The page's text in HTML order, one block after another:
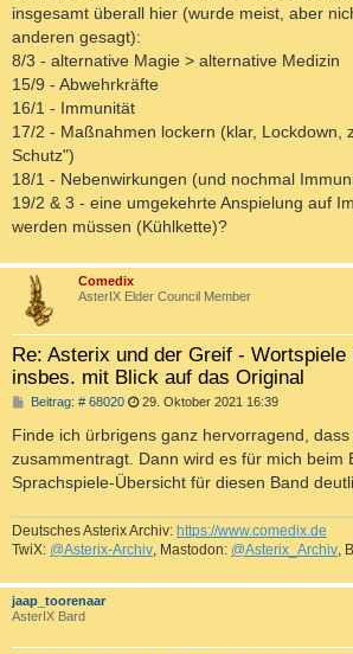
insgesamt überall hier (wurde meist, aber
anderen gesagt):
8/3 - alternative Magie > alternative Medizin
15/9 - Abwehrkräfte
16/1 - Immunität
17/2 - Maßnahmen lockern (klar, Lockdown,
Schutz")
18/1 - Nebenwirkungen (und nochmal
19/2 & 3 - eine umgekehrte Anspielung auf
werden müssen (Kühlkette)?
Comedix
AsterIX Elder Council Member
Re: Asterix und der Greif - Wortspiele
insbes. mit Blick auf das Original
Beitrag: # 68020B
i
t
r
a
g
29. Oktober 2021 16:39
Finde ich ürbrigens ganz hervorragend,
zusammentragt. Dann wird es für mich beim
Sprachspiele-Übersicht für diesen Band
Deutsches Asterix Archiv: https://www.comedix.de
TwiX: @Asterix-Archiv , Mastodon: @Asterix_Archiv ,
jaap_toorenaar
AsterIX Bard